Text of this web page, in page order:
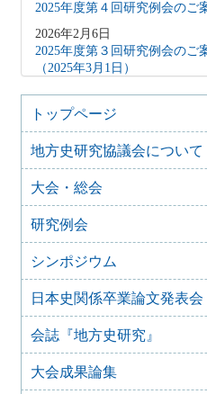
2025年度第４回研究例会のご
2026年2月6日
2025年度第３回研究例会のご
（2025年3月1日）
2025年12月5日
2025年度第２回研究例会のご
会）（2026年１月11日）
2025年10月7日
2025年度第１回研究例会のご
合同例会）（2025年11月8日）
2025年9月3日
2024年度第8回研究例会のご案
2025年6月5日
20日）
2025年6月5日
2024年度第6回研究例会（2025
2025年5月12日
2024年度第5回研究例会（2025
トップページ
地方史研究協議会について
大会・総会
研究例会
シンポジウム
日本史関係卒業論文発表会
会誌『地方史研究』
大会成果論集